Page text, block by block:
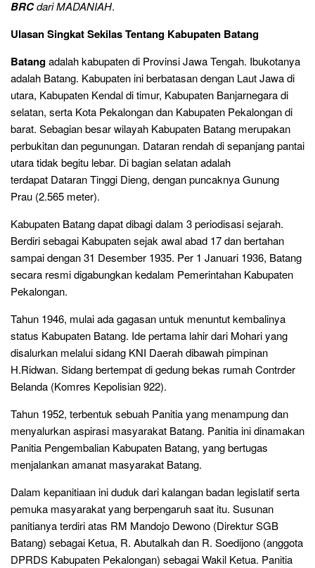
BRCdari MADANIAH.
Ulasan Singkat Sekilas Tentang Kabupaten Batang
Batangadalah kabupaten di Provinsi Jawa Tengah. Ibukotanya
adalah Batang. Kabupaten ini berbatasan dengan Laut Jawa di
utara, Kabupaten Kendal di timur, Kabupaten Banjarnegara di
selatan, serta Kota Pekalongan dan Kabupaten Pekalongan di
barat. Sebagian besar wilayah Kabupaten Batang merupakan
perbukitan dan pegunungan. Dataran rendah di sepanjang pantai
utara tidak begitu lebar. Di bagian selatan adalah
terdapat Dataran Tinggi Dieng, dengan puncaknya Gunung
Prau (2.565 meter).
Kabupaten Batang dapat dibagi dalam 3 periodisasi sejarah.
Berdiri sebagai Kabupaten sejak awal abad 17 dan bertahan
sampai dengan 31 Desember 1935. Per 1 Januari 1936, Batang
secara resmi digabungkan kedalam Pemerintahan Kabupaten
Pekalongan.
Tahun 1946, mulai ada gagasan untuk menuntut kembalinya
status Kabupaten Batang. Ide pertama lahir dari Mohari yang
disalurkan melalui sidang KNI Daerah dibawah pimpinan
H.Ridwan. Sidang bertempat di gedung bekas rumah Contrder
Belanda (Komres Kepolisian 922).
Tahun 1952, terbentuk sebuah Panitia yang menampung dan
menyalurkan aspirasi masyarakat Batang. Panitia ini dinamakan
Panitia Pengembalian Kabupaten Batang, yang bertugas
menjalankan amanat masyarakat Batang.
Dalam kepanitiaan ini duduk dari kalangan badan legislatif serta
pemuka masyarakat yang berpengaruh saat itu. Susunan
panitianya terdiri atas RM Mandojo Dewono (Direktur SGB
Batang) sebagai Ketua, R. Abutalkah dan R. Soedijono (anggota
DPRDS Kabupaten Pekalongan) sebagai Wakil Ketua. Panitia